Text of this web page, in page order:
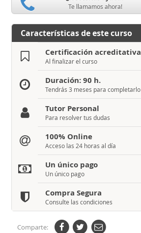
Te llamamos ahora!
Características de este curso
Certificación acreditativa
Al finalizar el curso
Duración: 90 h.
Tendrás 3 meses para completarlo
Tutor Personal
Para resolver tus dudas
100% Online
Acceso las 24 horas al día
Un único pago
Un único pago
Compra Segura
Consulte las condiciones
Comparte: